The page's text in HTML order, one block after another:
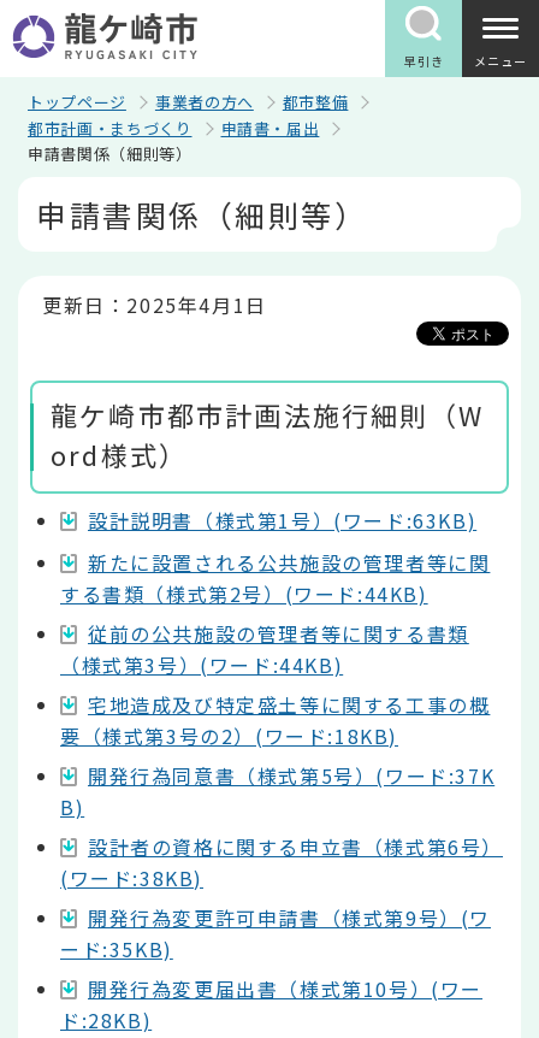
の
ペ
早引き メニュー
トップページ 事業者の方へ
都市整備
都市計画・まちづくり
申請書・届出
申請書関係（細則等）
申請書関係（細則等）
更新日：2025年4月1日
龍ケ崎市都市計画法施行細則（W
ord様式）
設計説明書（様式第1号）(ワード:63KB)
新たに設置される公共施設の管理者等に関
する書類（様式第2号）(ワード:44KB)
従前の公共施設の管理者等に関する書類
（様式第3号）(ワード:44KB)
宅地造成及び特定盛土等に関する工事の概
要（様式第3号の2）(ワード:18KB)
開発行為同意書（様式第5号）(ワード:37K
B)
設計者の資格に関する申立書（様式第6号）
(ワード:38KB)
開発行為変更許可申請書（様式第9号）(ワ
ード:35KB)
開発行為変更届出書（様式第10号）(ワー
ド:28KB)